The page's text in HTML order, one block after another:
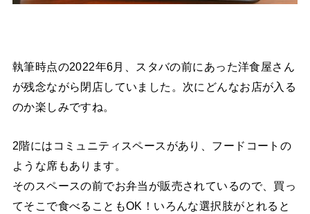
執筆時点の2022年6月、スタバの前にあった洋食屋さん
が残念ながら閉店していました。次にどんなお店が入る
のか楽しみですね。
2階にはコミュニティスペースがあり、フードコートの
ような席もあります。
そのスペースの前でお弁当が販売されているので、買っ
てそこで食べることもOK！いろんな選択肢がとれると